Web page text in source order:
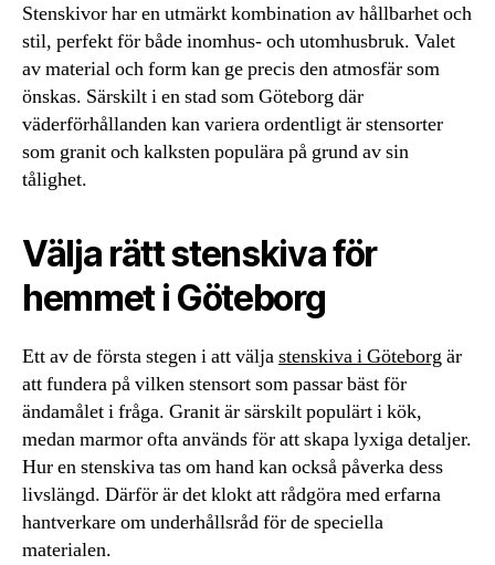
Stenskivor har en utmärkt kombination av hållbarhet och
stil, perfekt för både inomhus- och utomhusbruk. Valet
av material och form kan ge precis den atmosfär som
önskas. Särskilt i en stad som Göteborg där
väderförhållanden kan variera ordentligt är stensorter
som granit och kalksten populära på grund av sin
tålighet.
Välja rätt stenskiva för
hemmet i Göteborg
Ett av de första stegen i att väljastenskiva i Göteborgär
att fundera på vilken stensort som passar bäst för
ändamålet i fråga. Granit är särskilt populärt i kök,
medan marmor ofta används för att skapa lyxiga detaljer.
Hur en stenskiva tas om hand kan också påverka dess
livslängd. Därför är det klokt att rådgöra med erfarna
hantverkare om underhållsråd för de speciella
materialen.